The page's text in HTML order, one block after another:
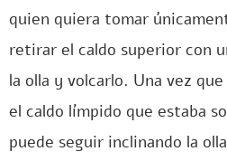
quien quiera tomar
retirar el caldo superior con
la olla y volcarlo. Una vez
el caldo límpido que estaba
puede seguir inclinando la